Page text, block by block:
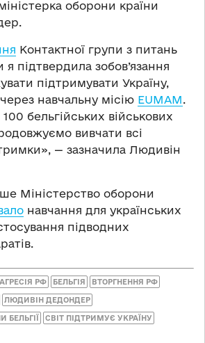
оборони країни
Контактної групи з питань
підтвердила зобов’язання
підтримувати Україну,
навчальну місію EUMAM.
бельгійських військових
вивчати всі
— зазначила Людивін
Міністерство оборони
навчання для українських
підводних
АГРЕСІЯ РФ БЕЛЬГІЯ ВТОРГНЕННЯ РФ
ЛЮДИВІН ДЕДОНДЕР
СВІТ ПІДТРИМУЄ УКРАЇНУ